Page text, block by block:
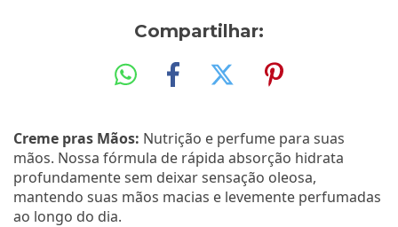
Compartilhar:
Creme pras Mãos: Nutrição e perfume para suas
mãos. Nossa fórmula de rápida absorção hidrata
profundamente sem deixar sensação oleosa,
mantendo suas mãos macias e levemente perfumadas
ao longo do dia.